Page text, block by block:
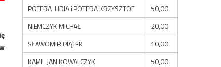
POTERA LIDIA i POTERA KRZYSZTOF
50,00
NIEMCZYK MICHAŁ
20,00
SŁAWOMIR PIĄTEK
10,00
KAMIL JAN KOWALCZYK
50,00